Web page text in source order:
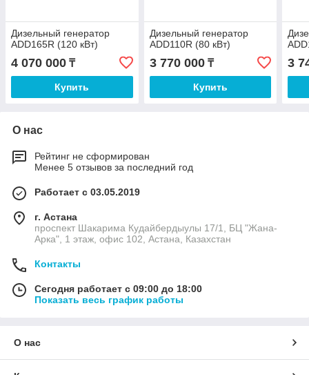
Дизельный генератор
ADD165R (120 кВт)
4 070 000 ₸
Купить
Дизельный генератор
ADD110R (80 кВт)
3 770 000₸
Купить
3
О нас
Рейтинг не сформирован
Менее 5 отзывов за последний год
Работает с 03.05.2019
г. Астана
проспект Шакарима Кудайбердыулы 17/1, БЦ "Жана-
Арка", 1 этаж, офис 102, Астана, Казахстан
Контакты
Сегодня работает с 09:00 до 18:00
Показать весь график работы
О нас